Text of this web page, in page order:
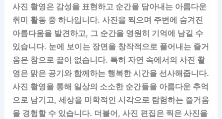
사진 촬영은 감성을 표현하고 순간을 담아내는 아름다운
취미 활동 중 하나입니다. 사진을 찍으며 주변에 숨겨진
아름다움을 발견하고, 그 순간을 영원히 기억에 남길 수
있습니다. 눈에 보이는 장면을 창작적으로 풀어내는 즐거
움은 참으로 끝이 없습니다. 특히 자연 속에서의 사진 촬
영은 맑은 공기와 함께하는 행복한 시간을 선사해줍니다.
사진 촬영을 통해 일상의 소소한 순간들을 아름다운 추억
으로 남기고, 세상을 미학적인 시각으로 탐험하는 즐거움
을 경험할 수 있습니다. 더불어, 사진 편집은 찍은 사진을